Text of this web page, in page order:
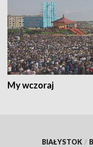
My wczoraj
BIAŁYSTOK /